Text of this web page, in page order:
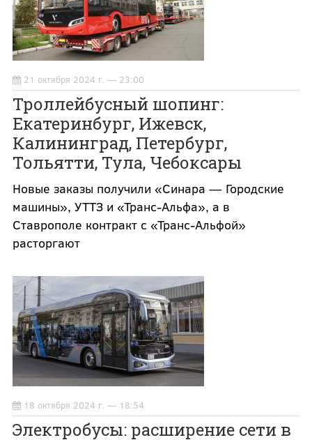
21 октября 2024 г. — 23:00
Троллейбусный шопинг:
Екатеринбург, Ижевск,
Калининград, Петербург,
Тольятти, Тула, Чебоксары
Новые заказы получили «Синара — Городские
машины», УТТЗ и «Транс-Альфа», а в
Ставрополе контракт с «Транс-Альфой»
расторгают
18 октября 2024 г. — 18:54
Электробусы: расширение сети в